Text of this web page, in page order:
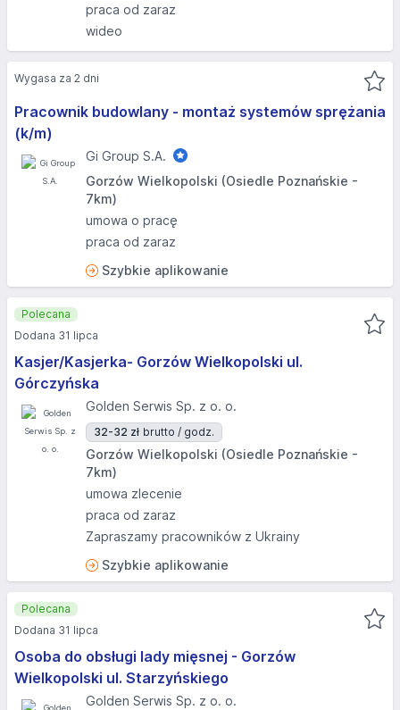
praca od zaraz
wideo
Pracownik budowlany - montaż systemów sprężania
(k/m)
Gi Group S.A.
Gorzów Wielkopolski (Osiedle Poznańskie -
7km)
umowa o pracę
praca od zaraz
Szybkie aplikowanie
Wygasa za 2 dni
Kasjer/Kasjerka- Gorzów Wielkopolski ul.
Górczyńska
Golden Serwis Sp. z o. o.
32-32 zł brutto / godz.
Gorzów Wielkopolski (Osiedle Poznańskie -
7km)
umowa zlecenie
praca od zaraz
Zapraszamy pracowników z Ukrainy
Szybkie aplikowanie
Polecana
Dodana 31 lipca
Osoba do obsługi lady mięsnej - Gorzów
Wielkopolski ul. Starzyńskiego
Golden Serwis Sp. z o. o.
Polecana
Dodana 31 lipca